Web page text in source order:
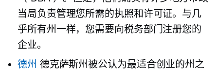
当局负责管理您所需的执照和许可证。与几
乎所有州一样，您需要向税务部门注册您的
企业。
德州 德克萨斯州被公认为最适合创业的州之